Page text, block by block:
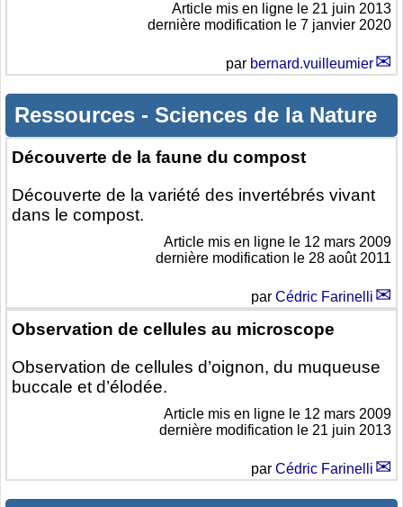
Article mis en ligne le 21 juin 2013
dernière modification le 7 janvier 2020
par bernard.vuilleumier
Ressources - Sciences de la Nature
Découverte de la faune du compost
Découverte de la variété des invertébrés vivant
dans le compost.
Article mis en ligne le 12 mars 2009
dernière modification le 28 août 2011
par Cédric Farinelli
Observation de cellules au microscope
Observation de cellules d’oignon, du muqueuse
buccale et d’élodée.
Article mis en ligne le 12 mars 2009
dernière modification le 21 juin 2013
par Cédric Farinelli